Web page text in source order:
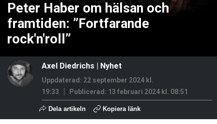
Peter Haber om hälsan och
framtiden: ”Fortfarande
rock'n'roll”
Axel Diedrichs | Nyhet
Uppdaterad: 22 september 2024 kl.
19:33
Publicerad: 13 februari 2024 kl. 08:51
Dela artikeln Kopiera länk